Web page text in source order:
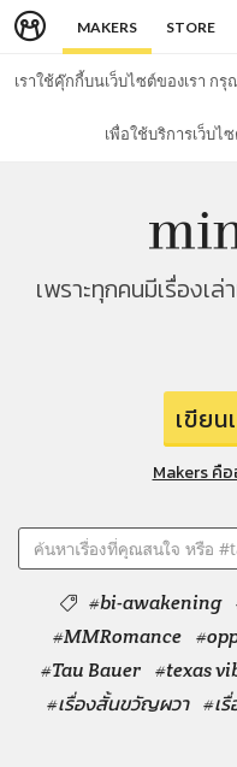
MAKERS STORE
เราใช้คุ๊กกี้บนเว็บไซต์ของเรา ก
เพื่อใช้บริการเว็บไ
เพราะทุกคนมีเรื่องเล่
เขีย
Makers คือ
#bi-awakening
#MMRomance
#Tau Bauer #texas
#เรื่องสั้นขวัญผวา #เ